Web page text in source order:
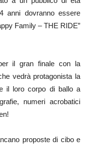
anni dovranno essere
Family – THE RIDE”
il gran finale con la
vedrà protagonista la
il loro corpo di ballo a
numeri acrobatici
proposte di cibo e